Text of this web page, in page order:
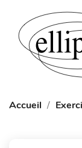
Accueil